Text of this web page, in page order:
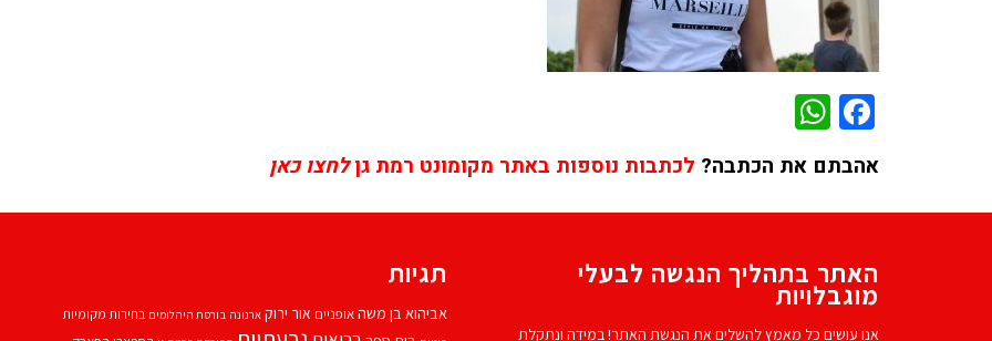
Facebook
אהבתם את הכתבה? לכתבות נוספות באתר מקומונט רמת גןלחצו כאן
האתר בתהליך הנגשה לבעלי
מוגבלויות
אנו עושים כל מאמץ להשלים את הנגשת האתר! במידה ונתקלת
תגיות
אביהוא בן משהאופניים אור ירוק ארנונה בורסת היהלומים בחירות מקומיות